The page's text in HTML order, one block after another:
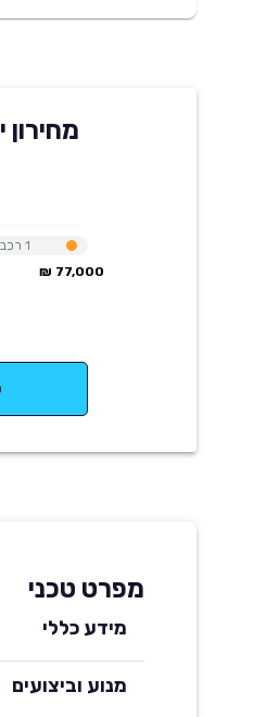
מחירון
1
77,000 ₪
מפרט טכני
מידע כללי
מנוע וביצועים